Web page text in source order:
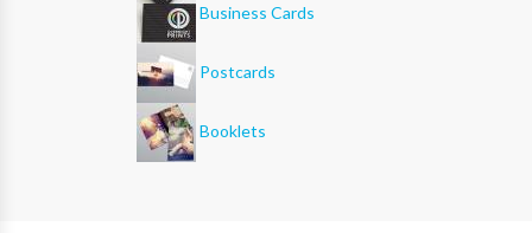
Business Cards
Postcards
Booklets